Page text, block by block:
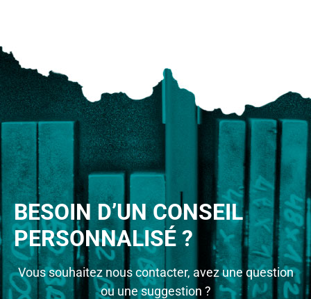
BESOIN D’UN CONSEIL
PERSONNALISÉ ?
Vous souhaitez nous contacter, avez une question
ou une suggestion ?